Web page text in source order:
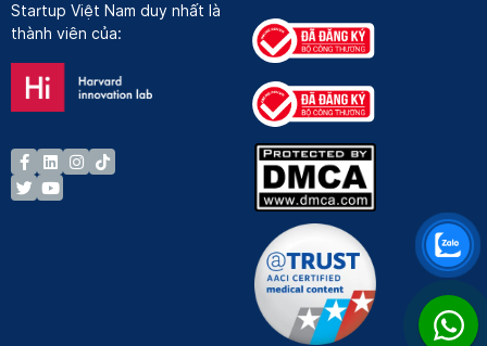
Startup Việt Nam duy nhất là
thành viên của: